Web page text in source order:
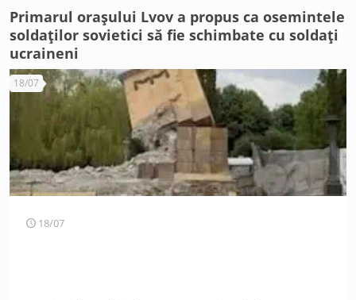
Primarul orașului Lvov a propus ca osemintele
soldaților sovietici să fie schimbate cu soldați
ucraineni
18/07
18/07